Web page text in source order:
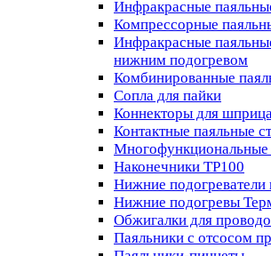
Инфракрасные
Компрессорные
Инфракрасные
нижним подогревом
Комбинированные
Сопла для пайки
Коннекторы для шприца
Контактные паяльные
Многофункциональные
Наконечники TP100
Нижние подогреватели
Нижние подогревы
Обжигалки для
Паяльники с отсосом